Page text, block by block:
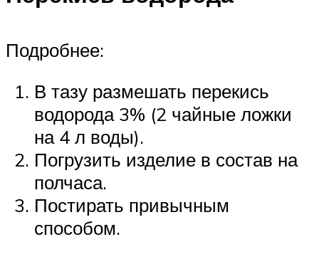
Подробнее:
В тазу размешать перекись
водорода 3% (2 чайные ложки
на 4 л воды).
Погрузить изделие в состав на
полчаса.
Постирать привычным
способом.